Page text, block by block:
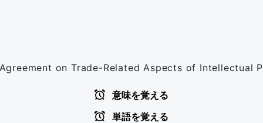
on Trade-Related Aspects of Intellectual
意味を覚える
単語を覚える